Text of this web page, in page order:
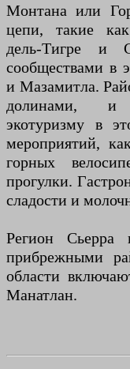
Монтана или
цепи, такие
дель-Тигре и
сообществами в
и Мазамитла.
долинами, и
экотуризму в
мероприятий,
горных
прогулки.
сладости и
Регион Сьерра
прибрежными
области
Манатлан.